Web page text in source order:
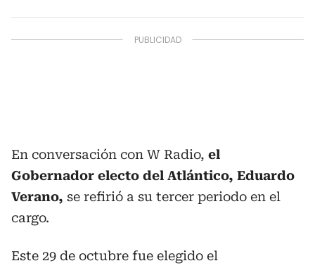
En conversación con W Radio, el
Gobernador electo del Atlántico, Eduardo
Verano, se refirió a su tercer periodo en el
cargo.
Este 29 de octubre fue elegido el